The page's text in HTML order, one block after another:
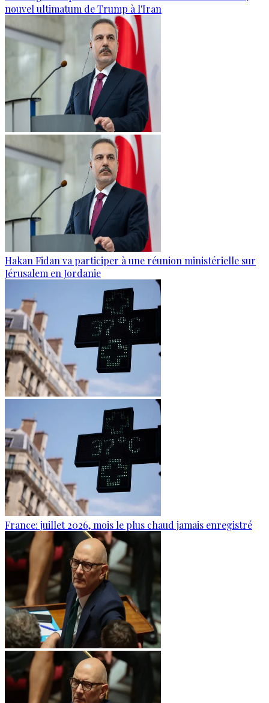
nouvel ultimatum de Trump à l'Iran
Hakan Fidan va participer à une réunion ministérielle sur
Jérusalem en Jordanie
France: juillet 2026, mois le plus chaud jamais enregistré